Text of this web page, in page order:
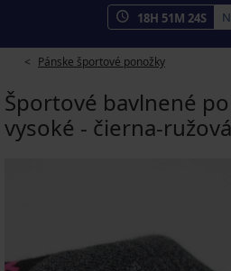
18H 51M 23S
Pánske športové ponožky
Športové bavlnené
vysoké - čierna-ružová